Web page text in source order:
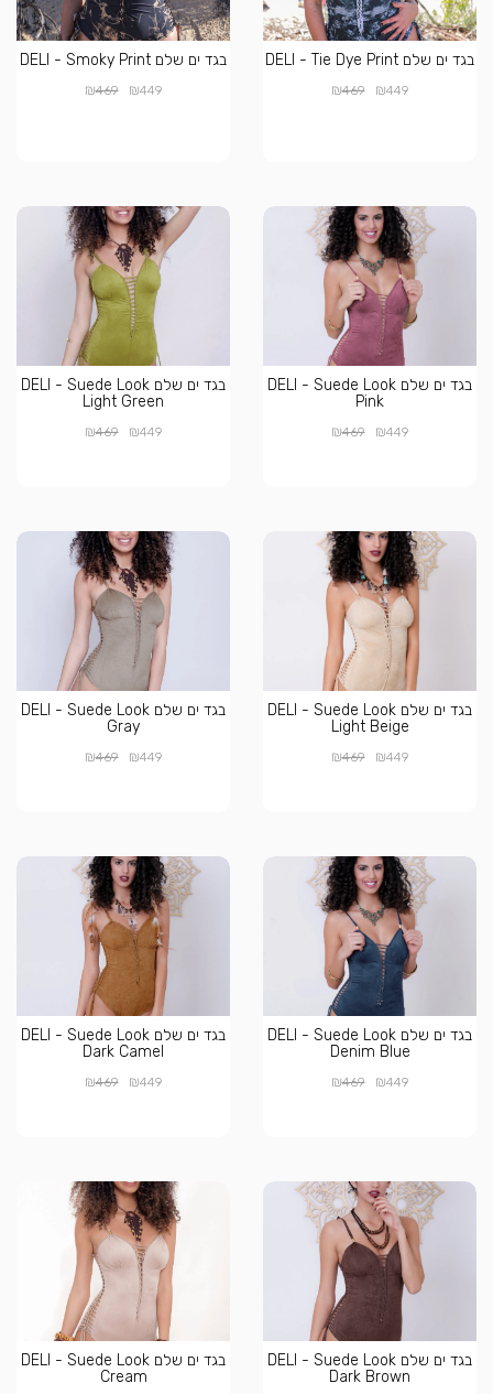
בגד ים שלם DELI - Tie Dye Print
₪449
₪469
בגד ים שלם DELI - Smoky Print
₪449
₪469
בגד ים שלם DELI - Suede Look
Pink
₪449
₪469
בגד ים שלם DELI - Suede Look
Light Green
₪449
₪469
בגד ים שלם DELI - Suede Look
Light Beige
₪449
₪469
בגד ים שלם DELI - Suede Look
Gray
₪449
₪469
בגד ים שלם DELI - Suede Look
Denim Blue
₪449
₪469
בגד ים שלם DELI - Suede Look
Dark Camel
₪449
₪469
בגד ים שלם DELI - Suede Look
Dark Brown
בגד ים שלם DELI - Suede Look
Cream